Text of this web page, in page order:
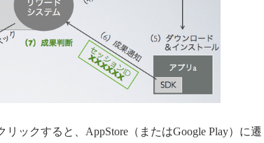
ックすると、AppStore（またはGoogle Play）に遷